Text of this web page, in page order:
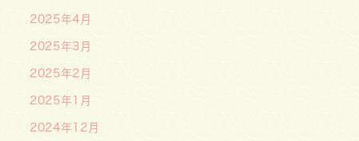
2025年4月
2025年3月
2025年2月
2025年1月
2024年12月